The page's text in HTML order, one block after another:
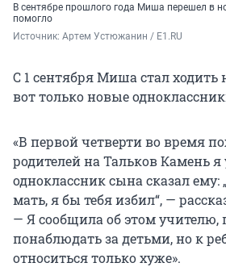
В сентябре прошлого года Миша перешел в
помогло
Источник: Артем Устюжанин / E1.RU
С 1 сентября Миша стал ходить
вот только новые
«В первой четверти во время
родителей на Тальков Камень
одноклассник сына сказал ему:
мать, я бы тебя избил“, —
— Я сообщила об этом учителю,
понаблюдать за детьми, но к
относиться только хуже».